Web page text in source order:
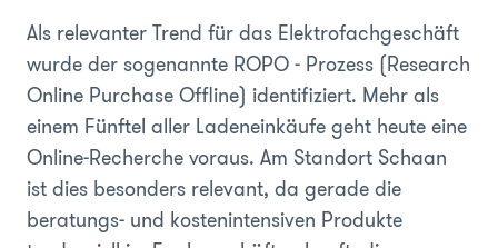
Als relevanter Trend für das Elektrofachgeschäft
wurde der sogenannte ROPO - Prozess (Research
Online Purchase Offline) identifiziert. Mehr als
einem Fünftel aller Ladeneinkäufe geht heute eine
Online-Recherche voraus. Am Standort Schaan
ist dies besonders relevant, da gerade die
beratungs- und kostenintensiven Produkte